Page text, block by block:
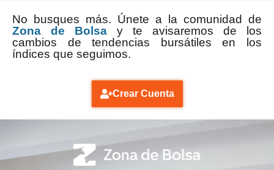
No busques más. Únete a la comunidad de
Zona de Bolsa y te avisaremos de los
cambios de tendencias bursátiles en los
índices que seguimos.
Crear Cuenta